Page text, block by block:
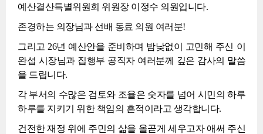
예산결산특별위원회 위원장 이정수 의원입니다.
존경하는 의장님과 선배 동료 의원 여러분!
그리고 26년 예산안을 준비하며 밤낮없이 고민해 주신 이
완섭 시장님과 집행부 공직자 여러분께 깊은 감사의 말씀
을 드립니다.
각 부서의 수많은 검토와 조율은 숫자를 넘어 시민의 하루
하루를 지키기 위한 책임의 흔적이라고 생각합니다.
건전한 재정 위에 주민의 삶을 올곧게 세우고자 애써 주신